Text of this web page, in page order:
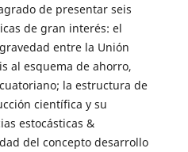
de presentar seis
de gran interés: el
entre la Unión
al esquema de ahorro,
la estructura de
científica y su
estocásticas &
del concepto desarrollo